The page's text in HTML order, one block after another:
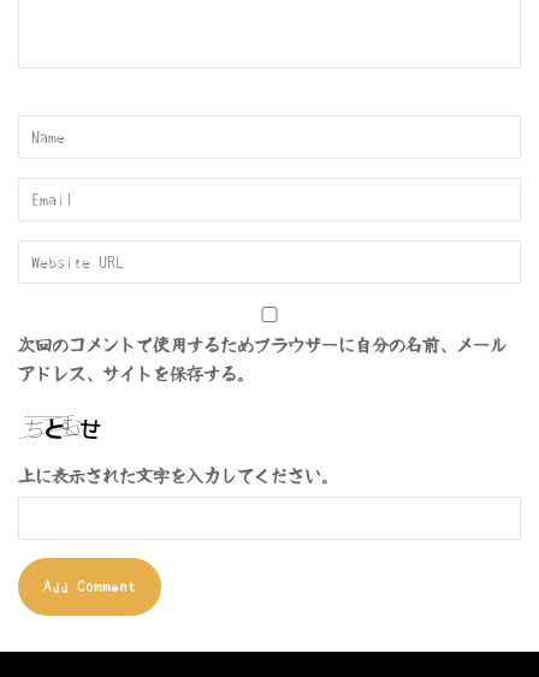
次回のコメントで使用するためブラウザーに自分の名前、メール
アドレス、サイトを保存する。
上に表示された文字を入力してください。